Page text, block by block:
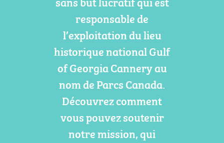
responsable de
l’exploitation du lieu
historique national Gulf
of Georgia Cannery au
nom de Parcs Canada.
Découvrez comment
vous pouvez soutenir
notre mission, qui